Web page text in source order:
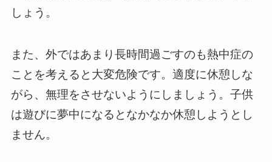
しょう。
また、外ではあまり長時間過ごすのも熱中症の
ことを考えると大変危険です。 適度に休憩しな
がら、無理をさせないようにしましょう。 子供
は遊びに夢中になるとなかなか休憩しようとし
ません。